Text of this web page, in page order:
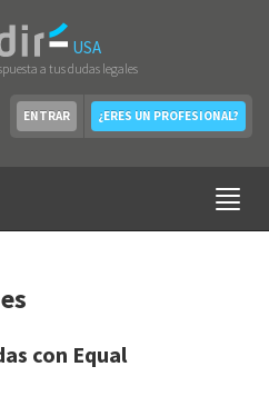
USA
a tus dudas legales
ENTRAR ¿ERES UN PROFESIONAL?
con Equal